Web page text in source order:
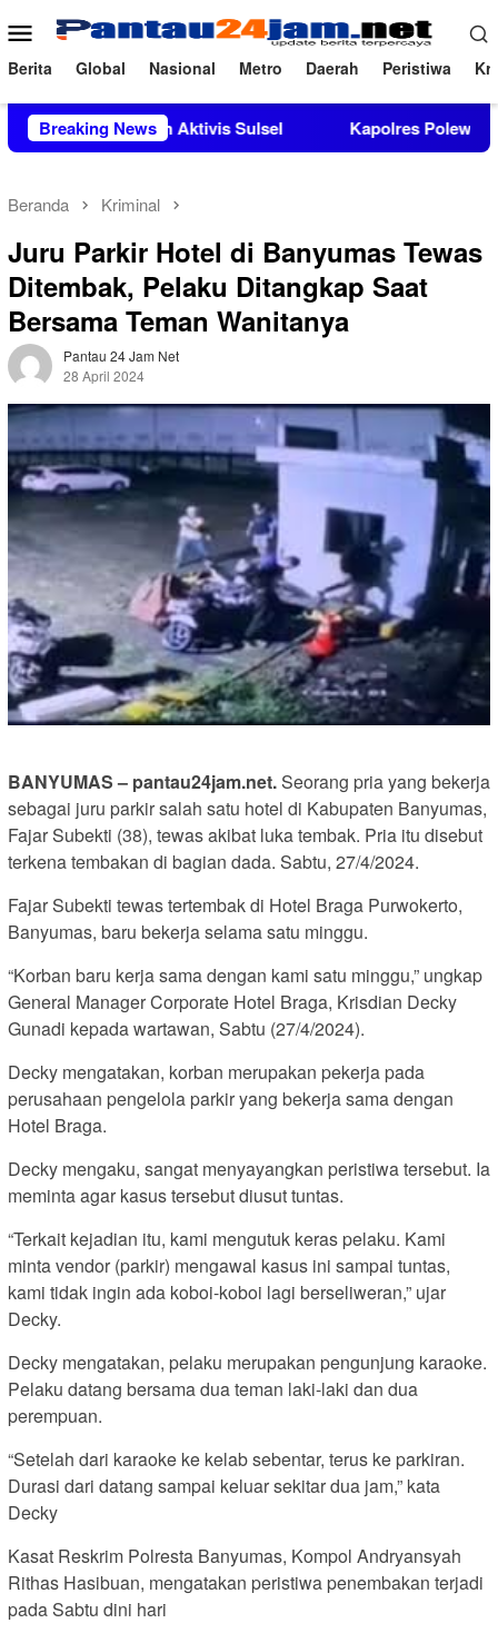
ke
konten
Menu
Mobile
Berita Global Nasional Metro Daerah Peristiwa
Breaking News
Aktivis Sulsel Kapolres Polewali Mandar Turut
Beranda Kriminal
Juru Parkir Hotel di Banyumas Tewas
Ditembak, Pelaku Ditangkap Saat
Bersama Teman Wanitanya
Pantau 24 Jam Net
28 April 2024
BANYUMAS – pantau24jam.net.Seorang pria yang bekerja
sebagai juru parkir salah satu hotel di Kabupaten Banyumas,
Fajar Subekti (38), tewas akibat luka tembak. Pria itu disebut
terkena tembakan di bagian dada. Sabtu, 27/4/2024.
Fajar Subekti tewas tertembak di Hotel Braga Purwokerto,
Banyumas, baru bekerja selama satu minggu.
“Korban baru kerja sama dengan kami satu minggu,” ungkap
General Manager Corporate Hotel Braga, Krisdian Decky
Gunadi kepada wartawan, Sabtu (27/4/2024).
Decky mengatakan, korban merupakan pekerja pada
perusahaan pengelola parkir yang bekerja sama dengan
Hotel Braga.
Decky mengaku, sangat menyayangkan peristiwa tersebut. Ia
meminta agar kasus tersebut diusut tuntas.
“Terkait kejadian itu, kami mengutuk keras pelaku. Kami
minta vendor (parkir) mengawal kasus ini sampai tuntas,
kami tidak ingin ada koboi-koboi lagi berseliweran,” ujar
Decky.
Decky mengatakan, pelaku merupakan pengunjung karaoke.
Pelaku datang bersama dua teman laki-laki dan dua
perempuan.
“Setelah dari karaoke ke kelab sebentar, terus ke parkiran.
Durasi dari datang sampai keluar sekitar dua jam,” kata
Decky
Kasat Reskrim Polresta Banyumas, Kompol Andryansyah
Rithas Hasibuan, mengatakan peristiwa penembakan terjadi
pada Sabtu dini hari